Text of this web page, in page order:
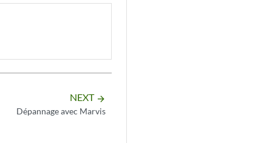
NEXT arrow_forward
Dépannage avec Marvis